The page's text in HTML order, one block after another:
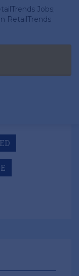
Jobs;
RetailTrends